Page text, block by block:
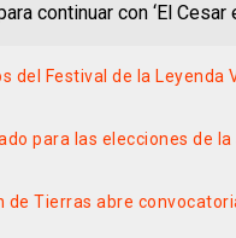
continuar con ‘El Cesar
del Festival de la Leyenda
para las elecciones de
de Tierras abre